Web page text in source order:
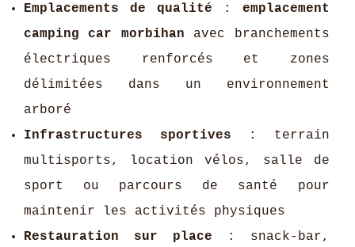
Emplacements de qualité : emplacement
camping car morbihan avec branchements
électriques renforcés et zones
délimitées dans un environnement
arboré
Infrastructures sportives : terrain
multisports, location vélos, salle de
sport ou parcours de santé pour
maintenir les activités physiques
Restauration sur place : snack-bar,